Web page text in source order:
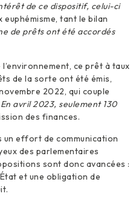
de ce dispositif, celui-ci
tant le bilan
de prêts ont été accordés
ce prêt à taux
de la sorte ont été émis,
2022, qui couple
En avril 2023, seulement 130
des finances.
un effort de communication
des parlementaires
sont donc avancées :
et une obligation de